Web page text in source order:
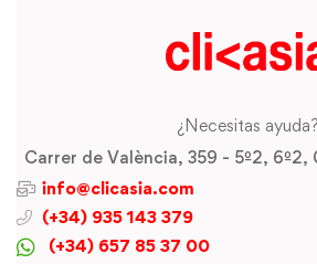
¿Necesitas ayuda?
Carrer de València, 359 - 5º2,
info@clicasia.com
(+34) 935 143 379
(+34) 657 85 37 00